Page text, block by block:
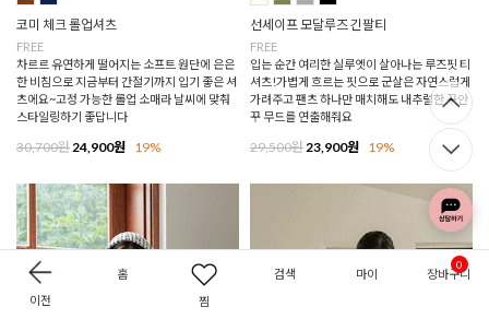
이전
홈
찜
검색 마이 장바구니
0
코미 체크 롤업셔츠
FREE
차르르 유연하게 떨어지는 소프트 원단에 은은
한 비침으로 지금부터 간절기까지 입기 좋은 셔
츠에요~고정 가능한 롤업 소매라 날씨에 맞춰
스타일링하기 좋답니다
30,700원 24,900원 19%
선세이프 모달루즈 긴팔티
FREE
입는 순간 여리한 실루엣이 살아나는 루즈핏 티
셔츠!가볍게 흐르는 핏으로 군살은 자연스럽게
가려주고 팬츠 하나만 매치해도 내추럴한 꾸안
꾸 무드를 연출해줘요
29,500원 23,900원 19%